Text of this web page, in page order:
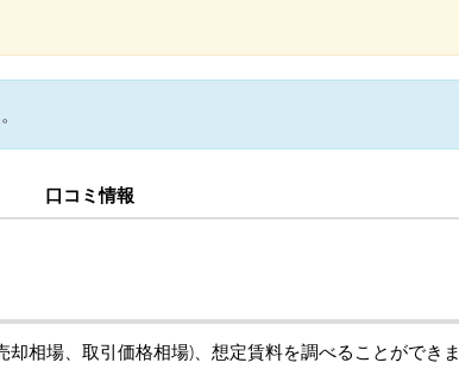
口コミ情報
相場、取引価格相場)、想定賃料を調べることができま